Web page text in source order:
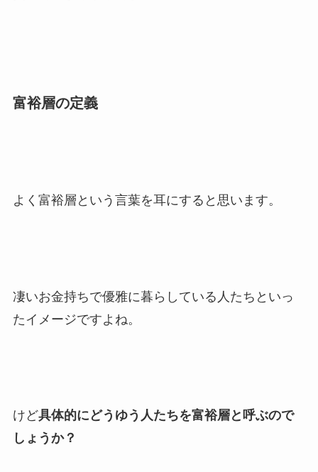
富裕層の定義
よく富裕層という言葉を耳にすると思います。
凄いお金持ちで優雅に暮らしている人たちといっ
たイメージですよね。
けど具体的にどうゆう人たちを富裕層と呼ぶので
しょうか？